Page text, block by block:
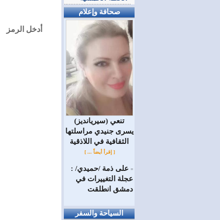
أدخل الرمز
صحافة وإعلام
(سيريانديز) تنعي
يسرى جنيدي مراسلتها
الثقافية في اللاذقية
[ إقرأ أيضاً ... ]
= على ذمة /حميدي/ :
عجلة التغييرات في
دمشق انطلقت
السياحة والسفر